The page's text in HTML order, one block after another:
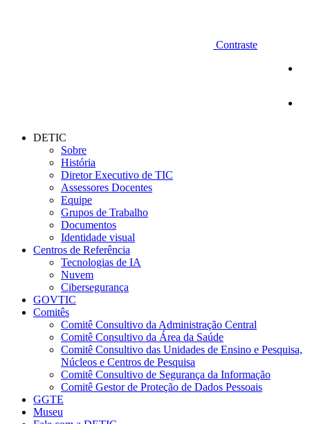
Contraste
DETIC
Sobre
História
Diretor Executivo de TIC
Assessores Docentes
Equipe
Grupos de Trabalho
Documentos
Identidade visual
Centros de Referência
Tecnologias de IA
Nuvem
Cibersegurança
GOVTIC
Comitês
Comitê Consultivo da Administração Central
Comitê Consultivo da Área da Saúde
Comitê Consultivo das Unidades de Ensino e Pesquisa,
Núcleos e Centros de Pesquisa
Comitê Consultivo de Segurança da Informação
Comitê Gestor de Proteção de Dados Pessoais
GGTE
Museu